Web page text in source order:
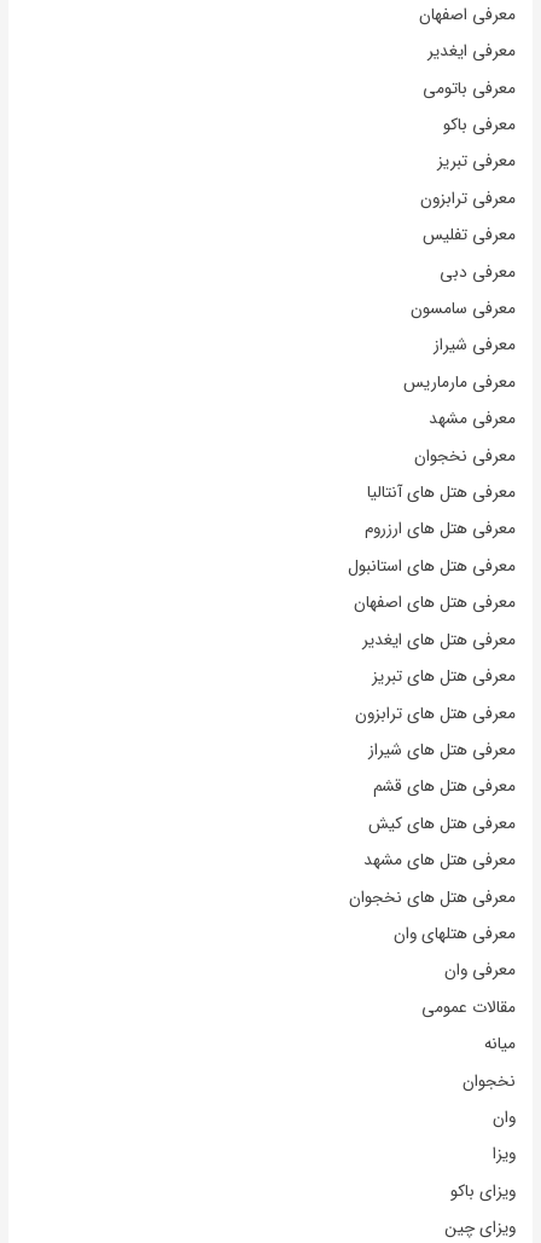
معرفی اصفهان
معرفی ایغدیر
معرفی باتومی
معرفی باکو
معرفی تبریز
معرفی ترابزون
معرفی تفلیس
معرفی دبی
معرفی سامسون
معرفی شیراز
معرفی مارماریس
معرفی مشهد
معرفی نخجوان
معرفی هتل های آنتالیا
معرفی هتل های ارزروم
معرفی هتل های استانبول
معرفی هتل های اصفهان
معرفی هتل های ایغدیر
معرفی هتل های تبریز
معرفی هتل های ترابزون
معرفی هتل های شیراز
معرفی هتل های قشم
معرفی هتل های کیش
معرفی هتل های مشهد
معرفی هتل های نخجوان
معرفی هتلهای وان
معرفی وان
مقالات عمومی
میانه
نخجوان
وان
ویزا
ویزای باکو
ویزای چین